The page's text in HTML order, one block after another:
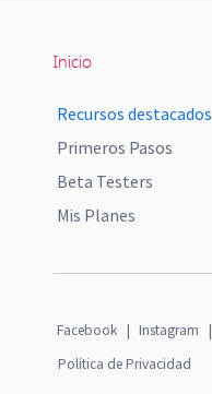
Inicio
Recursos destacados
Primeros Pasos
Beta Testers
Mis Planes
Facebook | Instagram |
Política de Privacidad